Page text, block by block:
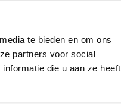
te bieden en om ons
partners voor social
die u aan ze heeft